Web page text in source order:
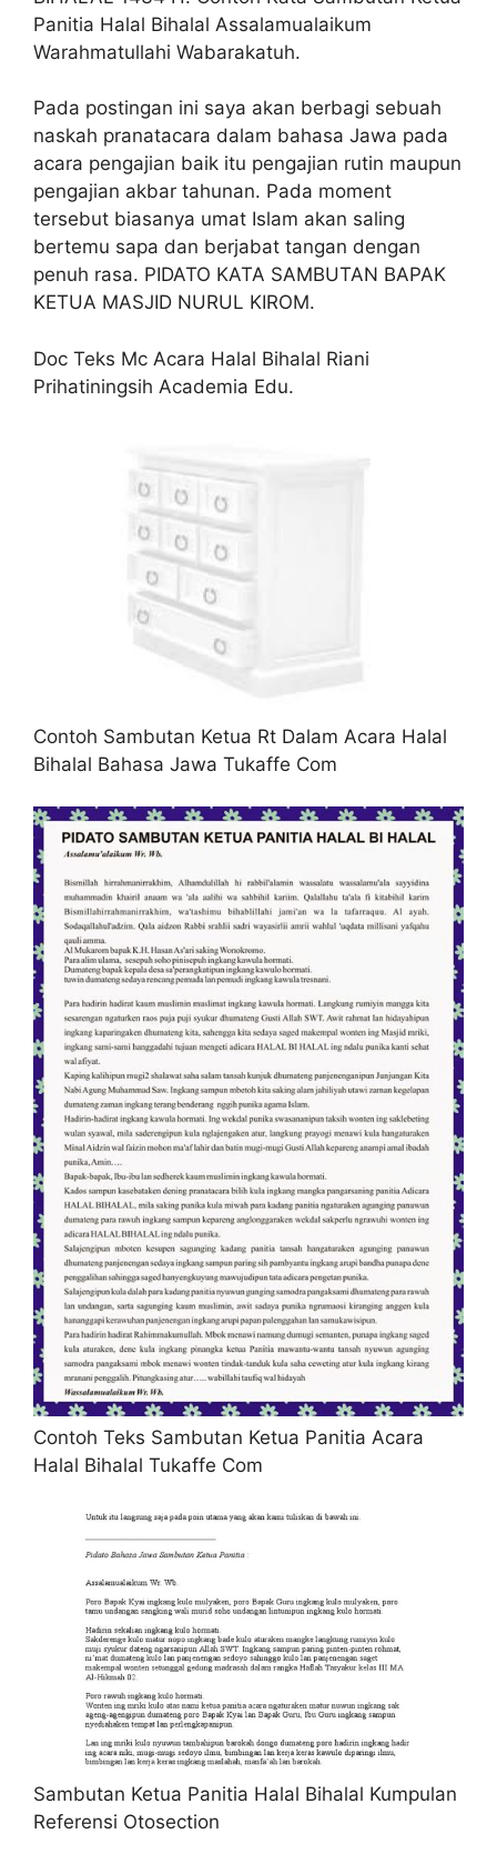
Panitia Halal Bihalal Assalamualaikum
Warahmatullahi Wabarakatuh.
Pada postingan ini saya akan berbagi sebuah
naskah pranatacara dalam bahasa Jawa pada
acara pengajian baik itu pengajian rutin maupun
pengajian akbar tahunan. Pada moment
tersebut biasanya umat Islam akan saling
bertemu sapa dan berjabat tangan dengan
penuh rasa. PIDATO KATA SAMBUTAN BAPAK
KETUA MASJID NURUL KIROM.
Doc Teks Mc Acara Halal Bihalal Riani
Prihatiningsih Academia Edu.
Contoh Sambutan Ketua Rt Dalam Acara Halal
Bihalal Bahasa Jawa Tukaffe Com
Contoh Teks Sambutan Ketua Panitia Acara
Halal Bihalal Tukaffe Com
Sambutan Ketua Panitia Halal Bihalal Kumpulan
Referensi Otosection